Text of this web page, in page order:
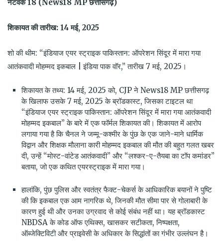
नेटवर्क 18 (News18 MPछत्तीसगढ़)
शिकायत की तारीख: 14 मई, 2025
शो की थीम: “इंडियाज एयर स्ट्राइक पाकिस्तान: ऑपरेशन सिंदूर में मारा गया
आतंकवादी मोहम्मद इकबाल | इंडिया पाक वॉर,” तारीख 7 मई, 2025।
शिकायत के तथ्य: 14 मई, 2025 को, CJP ने News18 MP छत्तीसगढ़
के खिलाफ उसके 7 मई, 2025 के ब्रॉडकास्ट, जिसका टाइटल था
“इंडियाज एयर स्ट्राइक पाकिस्तान: ऑपरेशन सिंदूर में मारा गया आतंकवादी
मोहम्मद इकबाल” के बारे में एक फॉर्मल शिकायत की। शिकायत में आरोप
लगाया गया है कि चैनल ने जम्मू-कश्मीर के पुंछ के एक जाने-माने धार्मिक
विद्वान और शिक्षक मौलाना कारी मोहम्मद इकबाल की मौत की बहुत गलत खबर
दी, उन्हें “मोस्ट-वांटेड आतंकवादी” और “लश्कर-ए-तैयबा का टॉप कमांडर”
बताया, जो एक कथित एयरस्ट्राइक में मारा गया।
हालांकि, पुंछ पुलिस और स्वतंत्र फैक्ट-चेकर्स के आधिकारिक बयानों ने पुष्टि
की कि इकबाल एक आम नागरिक थे, जिनकी मौत सीमा पार से गोलाबारी के
कारण हुई थी और उनका उग्रवाद से कोई संबंध नहीं था। यह ब्रॉडकास्ट
NBDSA के कोड ऑफ एथिक्स, खासकर सटीकता, निष्पक्षता,
ऑब्जेक्टिविटी और प्राइवेसी के अधिकार के सिद्धांतों का गंभीर उल्लंघन है।